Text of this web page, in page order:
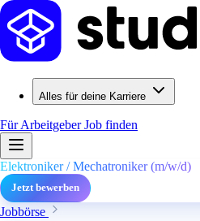
Alles für deine Karriere
Für ArbeitgeberJob finden
Elektroniker / Mechatroniker (m/w/d)
Jetzt bewerben
Jobbörse